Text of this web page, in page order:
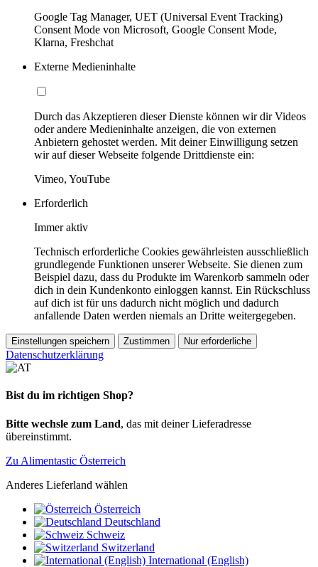
Google Tag Manager, UET (Universal Event Tracking)
Consent Mode von Microsoft, Google Consent Mode,
Klarna, Freshchat
Externe Medieninhalte
Durch das Akzeptieren dieser Dienste können wir dir Videos
oder andere Medieninhalte anzeigen, die von externen
Anbietern gehostet werden. Mit deiner Einwilligung setzen
wir auf dieser Webseite folgende Drittdienste ein:
Vimeo, YouTube
Erforderlich
Immer aktiv
Technisch erforderliche Cookies gewährleisten ausschließlich
grundlegende Funktionen unserer Webseite. Sie dienen zum
Beispiel dazu, dass du Produkte im Warenkorb sammeln oder
dich in dein Kundenkonto einloggen kannst. Ein Rückschluss
auf dich ist für uns dadurch nicht möglich und dadurch
anfallende Daten werden niemals an Dritte weitergegeben.
Einstellungen speichern Zustimmen Nur erforderliche
Datenschutzerklärung
Bist du im richtigen Shop?
Bitte wechsle zum Land, das mit deiner Lieferadresse
übereinstimmt.
Zu Alimentastic Österreich
Anderes Lieferland wählen
Österreich
Deutschland
Schweiz
Switzerland
International (English)